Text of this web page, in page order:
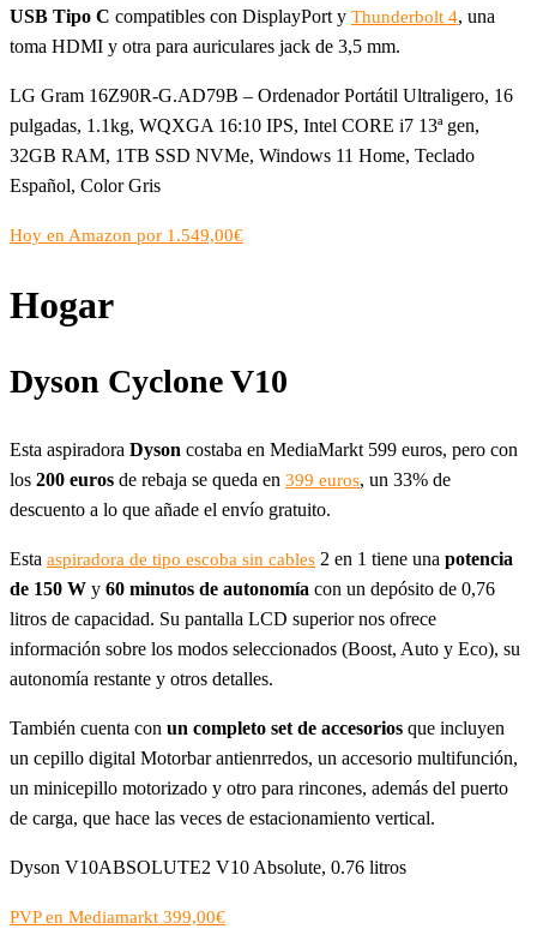
USB Tipo C compatibles con DisplayPort y Thunderbolt 4, una
toma HDMI y otra para auriculares jack de 3,5 mm.
LG Gram 16Z90R-G.AD79B – Ordenador Portátil Ultraligero, 16
pulgadas, 1.1kg, WQXGA 16:10 IPS, Intel CORE i7 13ª gen,
32GB RAM, 1TB SSD NVMe, Windows 11 Home, Teclado
Español, Color Gris
Hoy en Amazon por 1.549,00€
Hogar
Dyson Cyclone V10
Esta aspiradora Dyson costaba en MediaMarkt 599 euros, pero con
los 200 euros de rebaja se queda en 399 euros, un 33% de
descuento a lo que añade el envío gratuito.
Esta aspiradora de tipo escoba sin cables 2 en 1 tiene una potencia
de 150 W y 60 minutos de autonomía con un depósito de 0,76
litros de capacidad. Su pantalla LCD superior nos ofrece
información sobre los modos seleccionados (Boost, Auto y Eco), su
autonomía restante y otros detalles.
También cuenta con un completo set de accesorios que incluyen
un cepillo digital Motorbar antienrredos, un accesorio multifunción,
un minicepillo motorizado y otro para rincones, además del puerto
de carga, que hace las veces de estacionamiento vertical.
Dyson V10ABSOLUTE2 V10 Absolute, 0.76 litros
PVP en Mediamarkt 399,00€